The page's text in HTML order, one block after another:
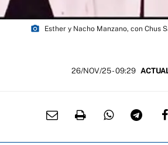
photo_camera Esther y Nacho Manzano, con Chus
26/NOV/25- 09:29